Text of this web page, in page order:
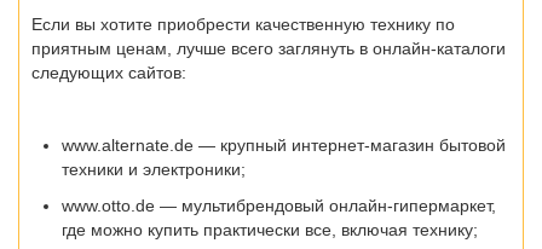
Если вы хотите приобрести качественную технику по
приятным ценам, лучше всего заглянуть в онлайн-каталоги
следующих сайтов:
www.alternate.de — крупный интернет-магазин бытовой
техники и электроники;
www.otto.de — мультибрендовый онлайн-гипермаркет,
где можно купить практически все, включая технику;